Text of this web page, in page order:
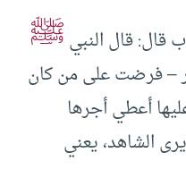
قال: قال النبيﷺ
– فرضت على من كان
أعطي أجرها
الشاهد، يعني